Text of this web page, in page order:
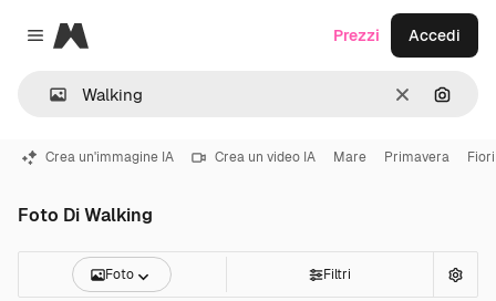
Close menu
Magnific
CancellaCerca
Prezzi Accedi
Crea un'immagine IA Crea un video IA Mare Primavera Fiori
Foto Di Walking
Foto Filtri